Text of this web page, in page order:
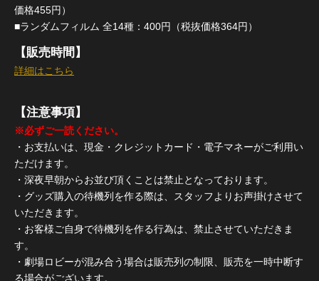
価格455円）
■ランダムフィルム 全14種：400円（税抜価格364円）
【販売時間】
詳細はこちら
【注意事項】
※必ずご一読ください。
・お支払いは、現金・クレジットカード・電子マネーがご利用い
ただけます。
・深夜早朝からお並び頂くことは禁止となっております。
・グッズ購入の待機列を作る際は、スタッフよりお声掛けさせて
いただきます。
・お客様ご自身で待機列を作る行為は、禁止させていただきま
す。
・劇場ロビーが混み合う場合は販売列の制限、販売を一時中断す
る場合がございます。